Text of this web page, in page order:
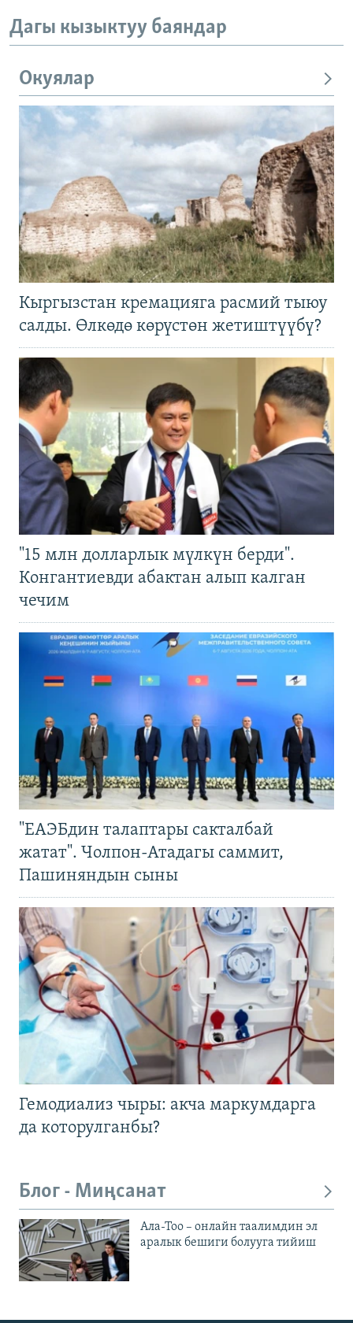
Дагы кызыктуу баяндар
Окуялар
Кыргызстан кремацияга расмий тыюу
салды. Өлкөдө көрүстөн жетиштүүбү?
"15 млн долларлык мүлкүн берди".
Конгантиевди абактан алып калган
чечим
"ЕАЭБдин талаптары сакталбай
жатат". Чолпон-Атадагы саммит,
Пашиняндын сыны
Гемодиализ чыры: акча маркумдарга
да которулганбы?
Блог - Миңсанат
Ала-Тоо – онлайн таалимдин эл
аралык бешиги болууга тийиш